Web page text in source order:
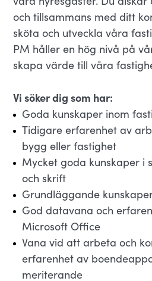
och tillsammans med ditt
sköta och utveckla våra
PM håller en hög nivå på
skapa värde till våra
Vi söker dig som har:
Goda kunskaper inom
Tidigare erfarenhet av
bygg eller fastighet
Mycket goda kunskaper i
och skrift
Grundläggande
God datavana och
Microsoft Office
Vana vid att arbeta och
erfarenhet av
meriterande